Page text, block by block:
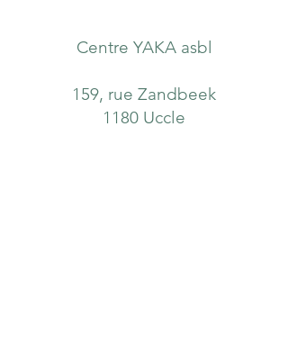
Centre YAKA asbl
159, rue Zandbeek
1180 Uccle